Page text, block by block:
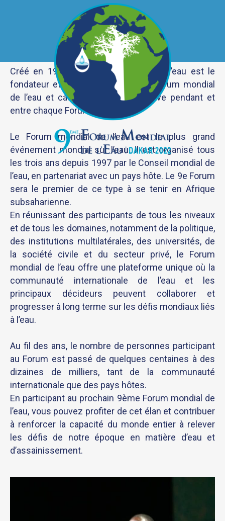
Créé en 1996, le Conseil mondial de l’eau est le
fondateur et le co-organisateur du Forum mondial
de l’eau et catalyse l’action collective pendant et
entre chaque Forum
Le Forum mondial de l’eau est le plus grand
événement mondial sur l’eau. Il est organisé tous
les trois ans depuis 1997 par le Conseil mondial de
l’eau, en partenariat avec un pays hôte. Le 9e Forum
sera le premier de ce type à se tenir en Afrique
subsaharienne.
En réunissant des participants de tous les niveaux
et de tous les domaines, notamment de la politique,
des institutions multilatérales, des universités, de
la société civile et du secteur privé, le Forum
mondial de l’eau offre une plateforme unique où la
communauté internationale de l’eau et les
principaux décideurs peuvent collaborer et
progresser à long terme sur les défis mondiaux liés
à l’eau.
Au fil des ans, le nombre de personnes participant
au Forum est passé de quelques centaines à des
dizaines de milliers, tant de la communauté
internationale que des pays hôtes.
En participant au prochain 9ème Forum mondial de
l’eau, vous pouvez profiter de cet élan et contribuer
à renforcer la capacité du monde entier à relever
les défis de notre époque en matière d’eau et
d’assainissement.